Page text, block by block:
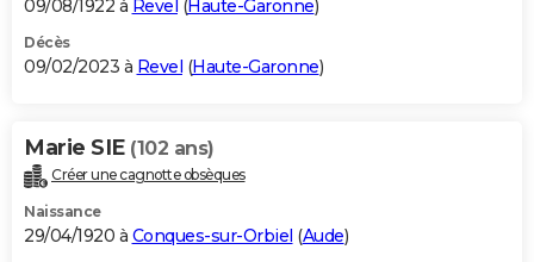
09/08/1922 à Revel (Haute-Garonne)
Décès
09/02/2023 à Revel (Haute-Garonne)
Marie SIE (102 ans)
Créer une cagnotte obsèques
Naissance
29/04/1920 à Conques-sur-Orbiel (Aude)